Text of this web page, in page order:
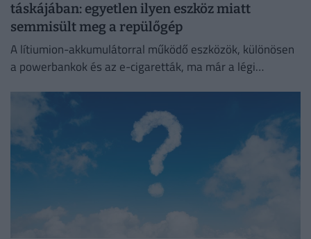
táskájában: egyetlen ilyen eszköz miatt
semmisült meg a repülőgép
A lítiumion-akkumulátorral működő eszközök, különösen
a powerbankok és az e-cigaretták, ma már a légi
jelentik.